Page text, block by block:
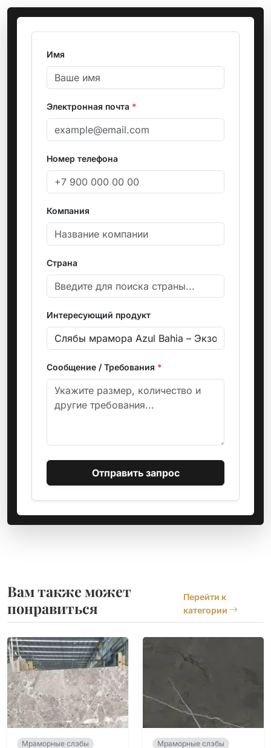
Имя
Электронная почта *
Номер телефона
Компания
Страна
Интересующий продукт
Сообщение / Требования *
Отправить запрос
Вам также может
понравиться
Перейти к
категории
Мраморные слэбы
Мраморные слэбы